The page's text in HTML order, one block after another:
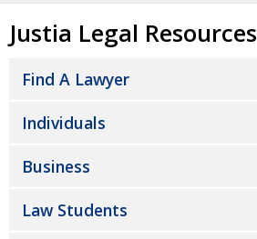
Justia Legal Resources
Find A Lawyer
Individuals
Business
Law Students